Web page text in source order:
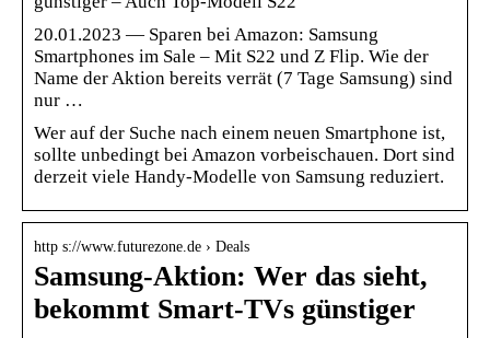
20.01.2023 — Sparen bei Amazon: Samsung
Smartphones im Sale – Mit S22 und Z Flip. Wie der
Name der Aktion bereits verrät (7 Tage Samsung) sind
nur …
Wer auf der Suche nach einem neuen Smartphone ist,
sollte unbedingt bei Amazon vorbeischauen. Dort sind
derzeit viele Handy-Modelle von Samsung reduziert.
http s://www.futurezone.de › Deals
Samsung-Aktion: Wer das sieht,
bekommt Smart-TVs günstiger